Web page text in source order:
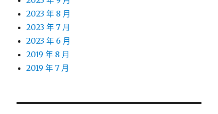
2023 年 8 月
2023 年 7 月
2023 年 6 月
2019 年 8 月
2019 年 7 月